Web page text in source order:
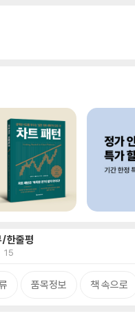
/한줄평
15
품목정보 책 속으로